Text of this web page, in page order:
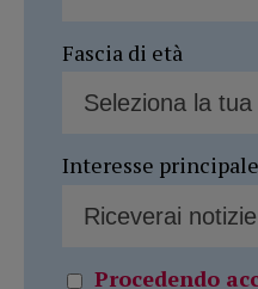
Fascia di età
Interesse principale
Procedendo